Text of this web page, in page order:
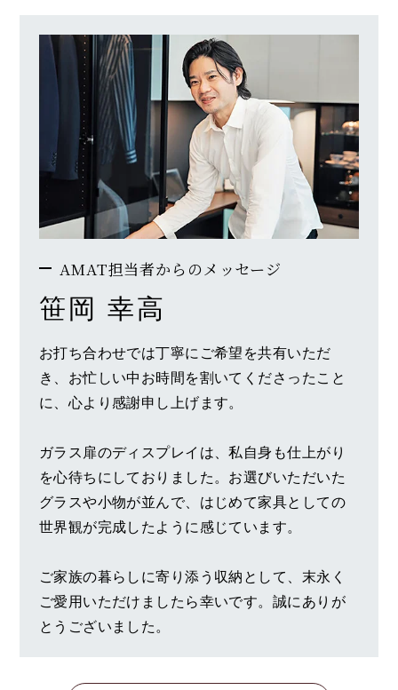
AMAT担当者からのメッセージ
笹岡 幸高
お打ち合わせでは丁寧にご希望を共有いただ
き、お忙しい中お時間を割いてくださったこと
に、心より感謝申し上げます。
ガラス扉のディスプレイは、私自身も仕上がり
を心待ちにしておりました。お選びいただいた
グラスや小物が並んで、はじめて家具としての
世界観が完成したように感じています。
ご家族の暮らしに寄り添う収納として、末永く
ご愛用いただけましたら幸いです。誠にありが
とうございました。